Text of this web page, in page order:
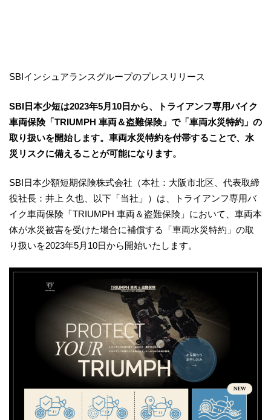
SBIインシュアランスグループのプレスリリース
SBI日本少短は2023年5月10日から、トライアンフ専用バイク
車両保険「TRIUMPH 車両＆盗難保険」で「車両水災特約」の
取り扱いを開始します。車両水災特約を付帯することで、水
災リスクに備えることが可能になります。
SBI日本少額短期保険株式会社（本社：大阪市北区、代表取締
役社長：井上 久也、以下「当社」）は、トライアンフ専用バ
イク車両保険「TRIUMPH 車両＆盗難保険」において、車両本
体が水災被害を受けた場合に補償する「車両水災特約」の取
り扱いを2023年5月10日から開始いたします。